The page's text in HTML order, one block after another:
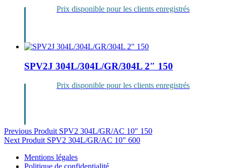
Prix disponible pour les clients enregistrés
SPV2J 304L/304L/GR/304L 2″ 150
Prix disponible pour les clients enregistrés
Navigation
de
l’article
Previous Produit SPV2 304L/GR/AC 10″ 150
Next Produit SPV2 304L/GR/AC 10″ 600
Mentions légales